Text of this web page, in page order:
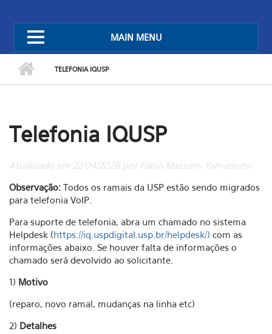
MAIN MENU
TELEFONIA IQUSP
Telefonia IQUSP
Atualizado em 22/04/2026 por Fabio Massami Yamamoto
Observação: Todos os ramais da USP estão sendo migrados
para telefonia VoIP.
Para suporte de telefonia, abra um chamado no sistema
Helpdesk (https://iq.uspdigital.usp.br/helpdesk/) com as
informações abaixo. Se houver falta de informações o
chamado será devolvido ao solicitante.
1) Motivo
(reparo, novo ramal, mudanças na linha etc)
2) Detalhes